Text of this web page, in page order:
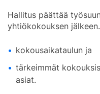
Hallitus päättää
yhtiökokouksen
kokousaikataulun ja
tärkeimmät
asiat.